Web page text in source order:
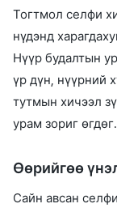
Тогтмол селфи
нүдэнд
Нүүр будалтын
үр дүн, нүүрний
тутмын хичээл
урам зориг өгдөг.
Өөрийгөө
Сайн авсан